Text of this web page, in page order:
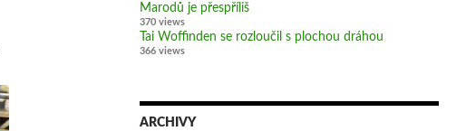
Marodů je přespříliš
370 views
Tai Woffinden se rozloučil s plochou dráhou
366 views
ARCHIVY